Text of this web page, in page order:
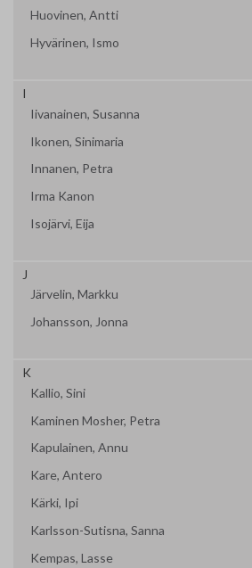
Huovinen, Antti
Hyvärinen, Ismo
I
Iivanainen, Susanna
Ikonen, Sinimaria
Innanen, Petra
Irma Kanon
Isojärvi, Eija
J
Järvelin, Markku
Johansson, Jonna
K
Kallio, Sini
Kaminen Mosher, Petra
Kapulainen, Annu
Kare, Antero
Kärki, Ipi
Karlsson-Sutisna, Sanna
Kempas, Lasse